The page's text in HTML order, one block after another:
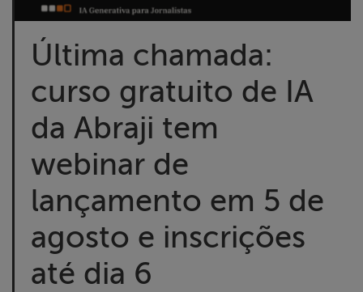
Liberdade de
Proteção Legal
e Litigância
Homenageados
Notícias
Última chamada:
curso gratuito de IA
da Abraji tem
webinar de
lançamento em 5 de
agosto e inscrições
até dia 6